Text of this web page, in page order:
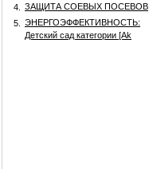
4.
ЗАЩИТА СОЕВЫХ ПОСЕВОВ
5.
ЭНЕРГОЭФФЕКТИВНОСТЬ:
Детский сад категории [Аk